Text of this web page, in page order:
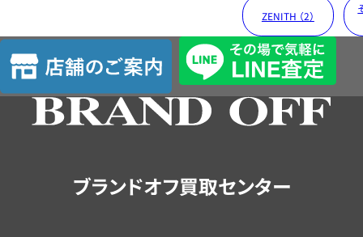
ZENITH （2）
店
舗
の
ブランドオフ買取センター